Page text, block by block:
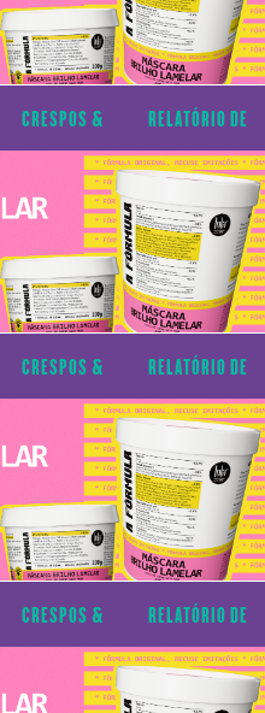
CRESPOS &
CACHOS
RELATÓRIO DE
TRANSPARÊNCIA
CRESPOS &
CACHOS
RELATÓRIO DE
TRANSPARÊNCIA
CRESPOS &
CACHOS
RELATÓRIO DE
TRANSPARÊNCIA